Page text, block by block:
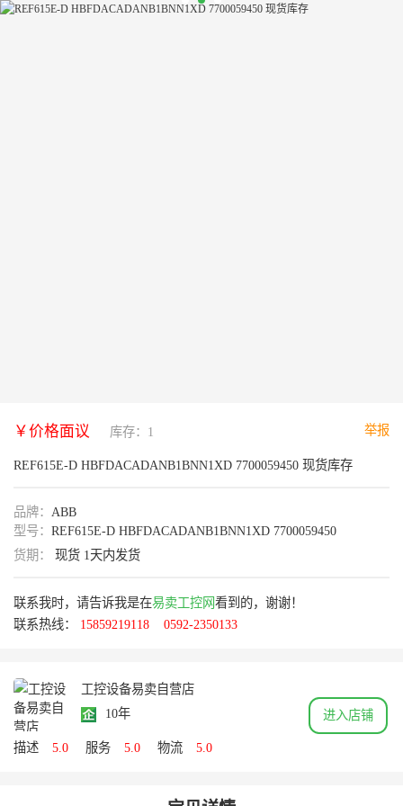
￥价格面议 库存：1 举报
REF615E-D HBFDACADANB1BNN1XD 7700059450 现货库存
品牌： ABB
型号： REF615E-D HBFDACADANB1BNN1XD 7700059450
货期：
现货 1天内发货
联系我时，请告诉我是在易卖工控网看到的，谢谢！
联系热线： 15859219118 0592-2350133
工控设备易卖自营店
10年
描述 5.0 服务 5.0 物流 5.0
进入店铺